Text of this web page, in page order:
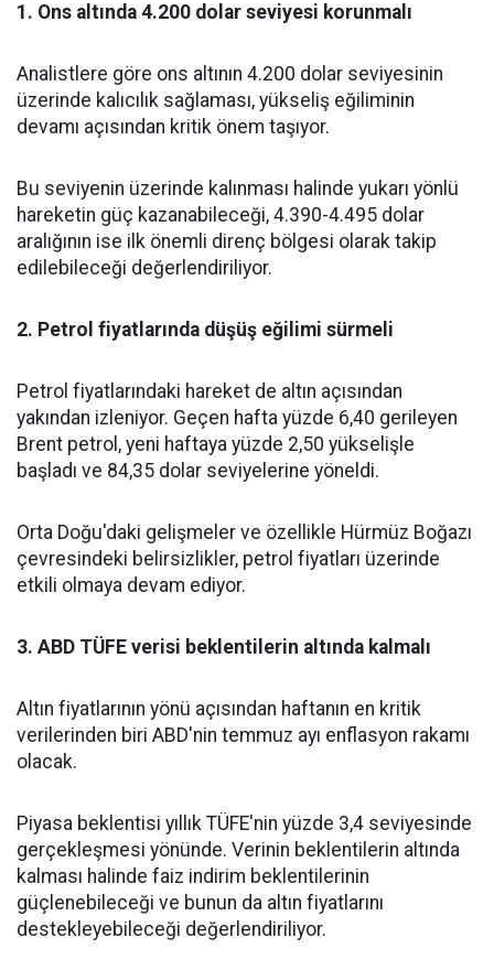
1. Ons altında 4.200 dolar seviyesi korunmalı
Analistlere göre ons altının 4.200 dolar seviyesinin
üzerinde kalıcılık sağlaması, yükseliş eğiliminin
devamı açısından kritik önem taşıyor.
Bu seviyenin üzerinde kalınması halinde yukarı yönlü
hareketin güç kazanabileceği, 4.390-4.495 dolar
aralığının ise ilk önemli direnç bölgesi olarak takip
edilebileceği değerlendiriliyor.
2. Petrol fiyatlarında düşüş eğilimi sürmeli
Petrol fiyatlarındaki hareket de altın açısından
yakından izleniyor. Geçen hafta yüzde 6,40 gerileyen
Brent petrol, yeni haftaya yüzde 2,50 yükselişle
başladı ve 84,35 dolar seviyelerine yöneldi.
Orta Doğu'daki gelişmeler ve özellikle Hürmüz Boğazı
çevresindeki belirsizlikler, petrol fiyatları üzerinde
etkili olmaya devam ediyor.
3. ABD TÜFE verisi beklentilerin altında kalmalı
Altın fiyatlarının yönü açısından haftanın en kritik
verilerinden biri ABD'nin temmuz ayı enflasyon rakamı
olacak.
Piyasa beklentisi yıllık TÜFE'nin yüzde 3,4 seviyesinde
gerçekleşmesi yönünde. Verinin beklentilerin altında
kalması halinde faiz indirim beklentilerinin
güçlenebileceği ve bunun da altın fiyatlarını
destekleyebileceği değerlendiriliyor.